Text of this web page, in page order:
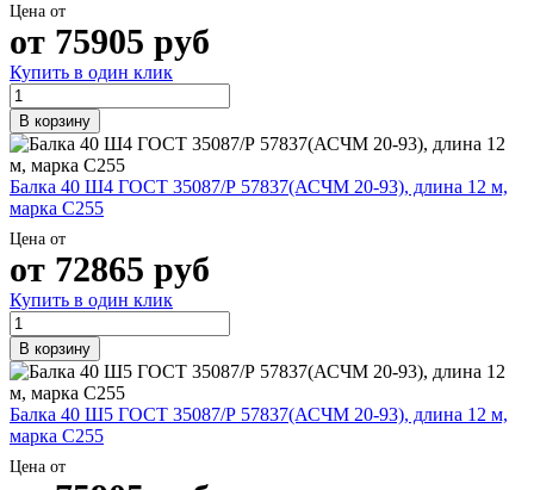
Цена от
от 75905 руб
Купить в один клик
В корзину
Балка 40 Ш4 ГОСТ 35087/Р 57837(АСЧМ 20-93), длина 12 м,
марка С255
Цена от
от 72865 руб
Купить в один клик
В корзину
Балка 40 Ш5 ГОСТ 35087/Р 57837(АСЧМ 20-93), длина 12 м,
марка С255
Цена от